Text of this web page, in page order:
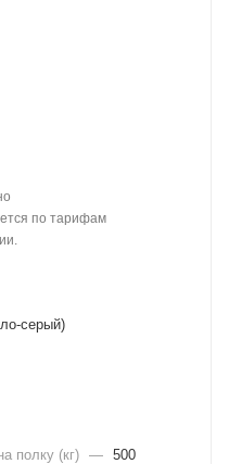
по тарифам
серый)
полку (кг) — 500